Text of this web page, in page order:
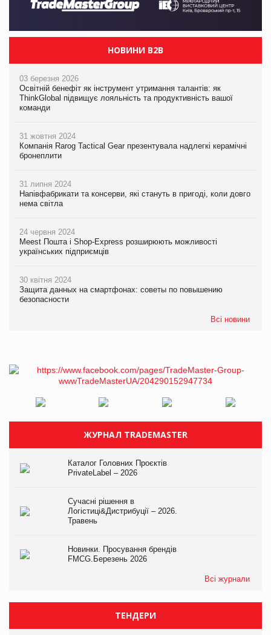
НОВИНИ B2B
03 березня 2026
Освітній бенефіт як інструмент утримання талантів: як
ThinkGlobal підвищує лояльність та продуктивність вашої
команди
31 жовтня 2024
Компанія Rarog Tactical Gear презентувала надлегкі керамічні
бронеплити
31 липня 2024
Напівфабрикати та консерви, які стануть в пригоді, коли довго
нема світла
24 червня 2024
Meest Пошта і Shop-Express розширюють можливості
українських підприємців
30 квітня 2024
Защита данных на смартфонах: советы по повышению
безопасности
Всі новини
ЖУРНАЛ TRADEMASTER
Каталог Головних Проєктів
PrivateLabel – 2026
Сучасні рішення в
Логістиці&Дистрибуції – 2026.
Травень
Новинки. Просування брендів
FMCG.Березень 2026
Всі журнали
ТЕНДЕРИ